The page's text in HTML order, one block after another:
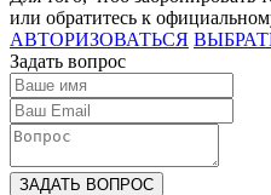
или обратитесь к
АВТОРИЗОВАТЬСЯ
Задать вопрос
ЗАДАТЬ ВОПРОС